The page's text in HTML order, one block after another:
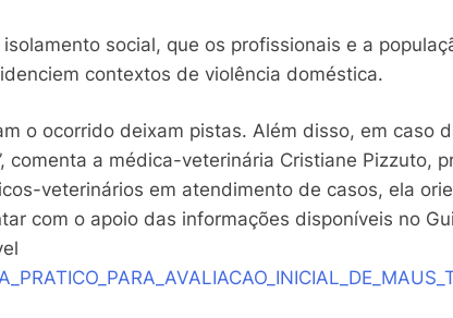
social, que os profissionais e a
contextos de violência doméstica.
o ocorrido deixam pistas. Além disso, em caso
a médica-veterinária Cristiane Pizzuto,
veterinários em atendimento de casos, ela
com o apoio das informações disponíveis no